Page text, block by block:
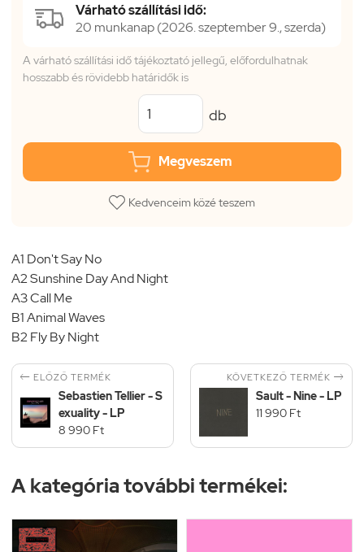
Várható szállítási idő:
20 munkanap (2026. szeptember 9., szerda)
A várható szállítási idő tájékoztató jellegű, előfordulhatnak
hosszabb és rövidebb határidők is
db
Megveszem
Kedvenceim közé teszem
A1 Don't Say No
A2 Sunshine Day And Night
A3 Call Me
B1 Animal Waves
B2 Fly By Night
 ELŐZŐ TERMÉK
Sebastien Tellier - S
exuality - LP
8 990 Ft
KÖVETKEZŐ TERMÉK 
Sault - Nine - LP
11 990 Ft
A kategória további termékei: